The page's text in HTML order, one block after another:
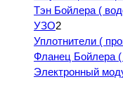
Тэн Бойлера (
УЗО2
Уплотнители (
Фланец Бойлера (
Электронный